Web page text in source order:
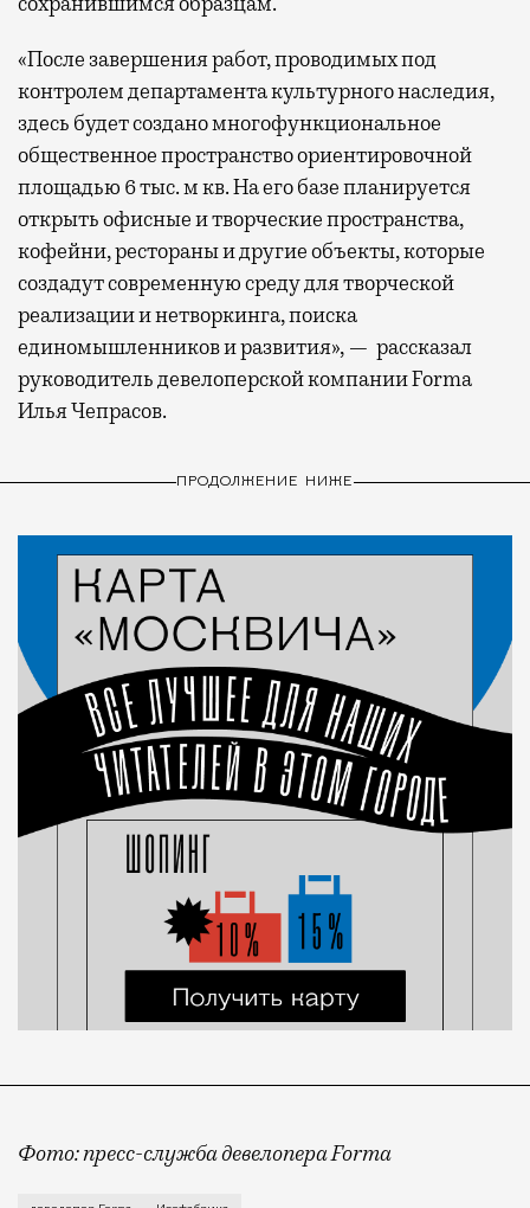
«После завершения работ, проводимых под
контролем департамента культурного наследия,
здесь будет создано многофункциональное
общественное пространство ориентировочной
площадью 6 тыс. м кв. На его базе планируется
открыть офисные и творческие пространства,
кофейни, рестораны и другие объекты, которые
создадут современную среду для творческой
реализации и нетворкинга, поиска
единомышленников и развития», — рассказал
руководитель девелоперской компании Forma
Илья Чепрасов.
ПРОДОЛЖЕНИЕ НИЖЕ
Фото: пресс-служба девелопера Forma